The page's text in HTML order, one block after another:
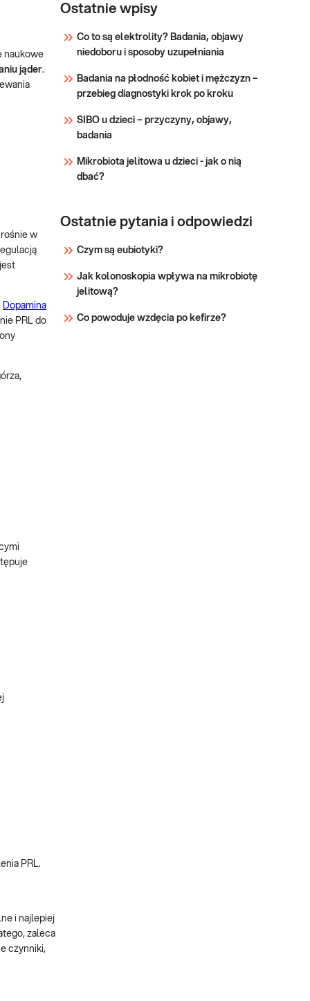
naukowe
jąder.
w
Dopamina
PRL do
PRL.
i najlepiej
zaleca
czynniki,
owulacji i miesiączkowania u
mlekotoku, spadku libido i
niepłodności u kobiet i
chorób przysadki.
Sprawdź
Ostatnie wpisy
Co to są elektrolity? Badania, objawy
niedoboru i sposoby uzupełniania
Badania na płodność kobiet i mężczyzn –
przebieg diagnostyki krok po kroku
SIBO u dzieci – przyczyny, objawy,
badania
Mikrobiota jelitowa u dzieci - jak o nią
dbać?
Ostatnie pytania i odpowiedzi
Czym są eubiotyki?
Jak kolonoskopia wpływa na mikrobiotę
jelitową?
Co powoduje wzdęcia po kefirze?